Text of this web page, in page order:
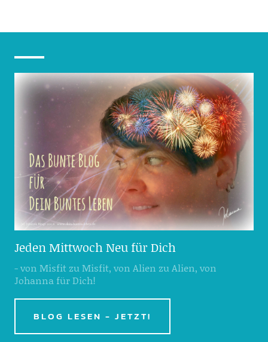
Jeden Mittwoch Neu für Dich
- von Misfit zu Misfit, von Alien zu Alien, von
Johanna für Dich!
BLOG LESEN - JETZT!